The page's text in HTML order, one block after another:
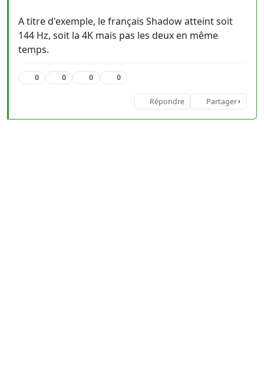
A titre d'exemple, le français Shadow atteint soit
144 Hz, soit la 4K mais pas les deux en même
temps.
0 0 0 0
Répondre Partager